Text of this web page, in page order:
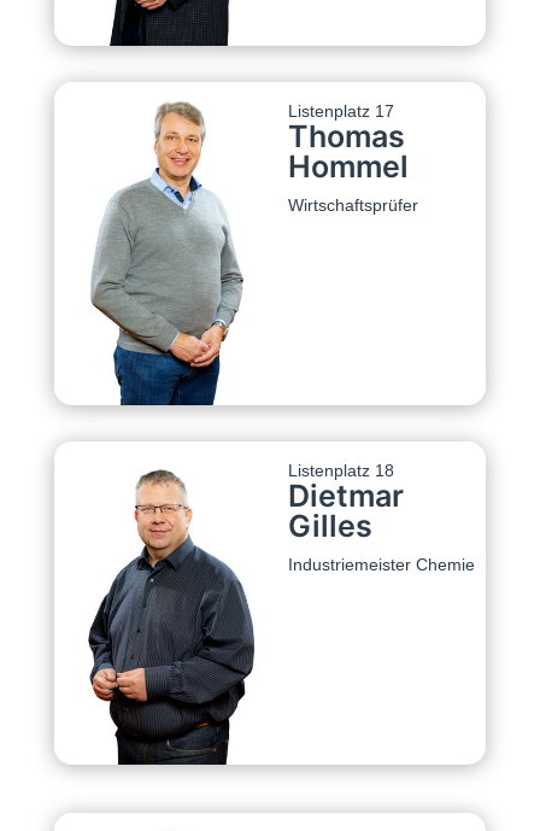
Listenplatz 17
Thomas
Hommel
Wirtschaftsprüfer
Listenplatz 18
Dietmar
Gilles
Industriemeister Chemie